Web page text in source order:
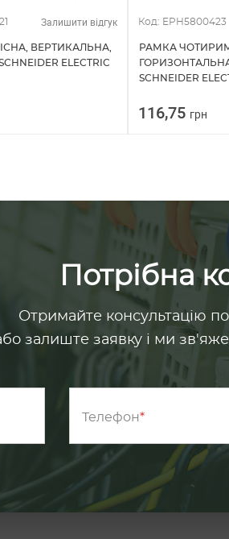
Залишити відгук
ВЕРТИКАЛЬНА,
ELECTRIC
Код: EPH5800423
РАМКА
SCHNEIDER
116,75 грн
Потрібна
Отримайте консультацію
залиште заявку і ми
Телефон